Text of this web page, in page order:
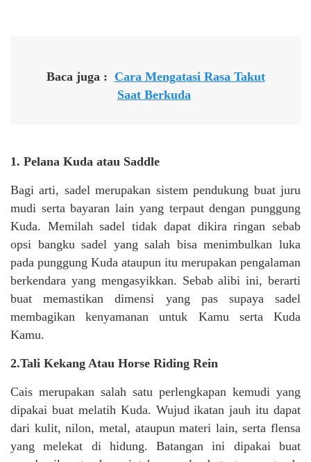
Baca juga : Cara Mengatasi Rasa Takut
Saat Berkuda
1. Pelana Kuda atau Saddle
Bagi arti, sadel merupakan sistem pendukung buat juru
mudi serta bayaran lain yang terpaut dengan punggung
Kuda. Memilah sadel tidak dapat dikira ringan sebab
opsi bangku sadel yang salah bisa menimbulkan luka
pada punggung Kuda ataupun itu merupakan pengalaman
berkendara yang mengasyikkan. Sebab alibi ini, berarti
buat memastikan dimensi yang pas supaya sadel
membagikan kenyamanan untuk Kamu serta Kuda
Kamu.
2.Tali Kekang Atau Horse Riding Rein
Cais merupakan salah satu perlengkapan kemudi yang
dipakai buat melatih Kuda. Wujud ikatan jauh itu dapat
dari kulit, nilon, metal, ataupun materi lain, serta flensa
yang melekat di hidung. Batangan ini dipakai buat